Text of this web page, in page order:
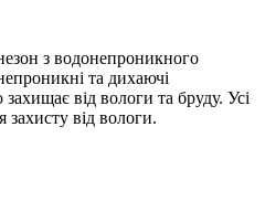
з водонепроникного
та дихаючі
від вологи та бруду. Усі
від вологи.